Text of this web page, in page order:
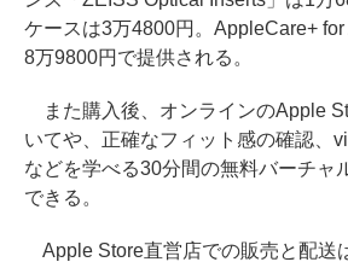
ケースは3万4800円。AppleCare+
8万9800円で提供される。
また購入後、オンラインのApple
いてや、正確なフィット感の確認、
などを学べる30分間の無料バーチャ
できる。
Apple Store直営店での販売と配送